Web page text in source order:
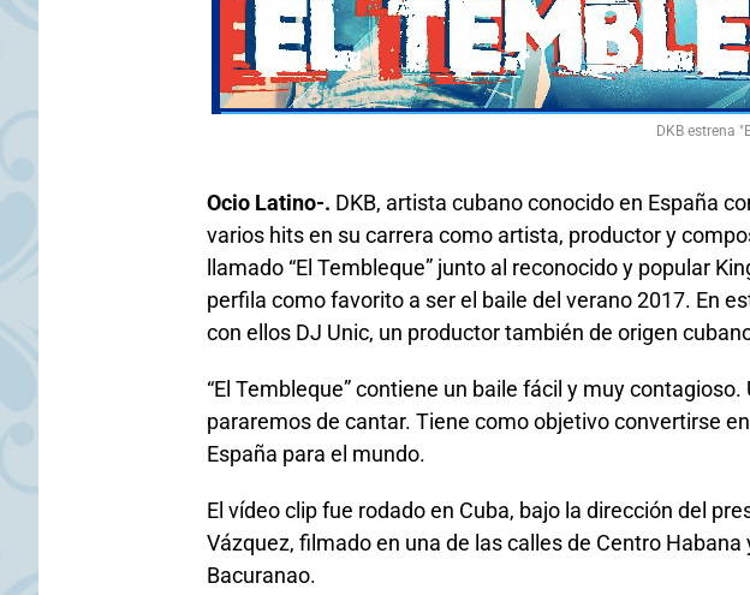
DKB estrena
Ocio Latino-. DKB, artista cubano conocido en España
varios hits en su carrera como artista, productor y
llamado “El Tembleque” junto al reconocido y popular
perfila como favorito a ser el baile del verano 2017. En
con ellos DJ Unic, un productor también de origen
“El Tembleque” contiene un baile fácil y muy
pararemos de cantar. Tiene como objetivo convertirse
España para el mundo.
El vídeo clip fue rodado en Cuba, bajo la dirección del
Vázquez, filmado en una de las calles de Centro
Bacuranao.